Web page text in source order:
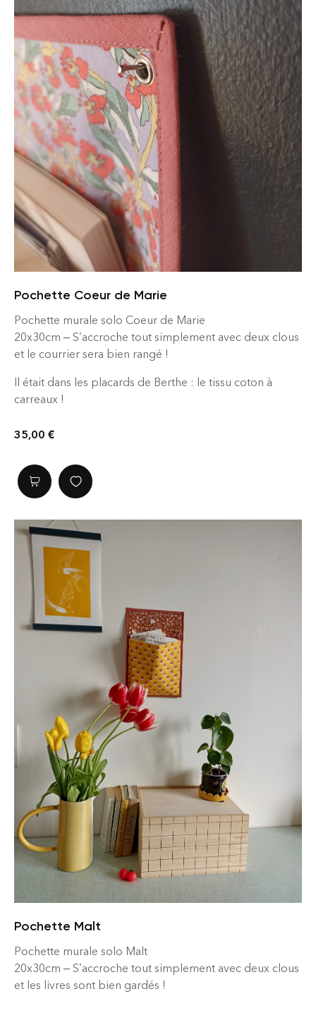
Pochette Coeur de Marie
Pochette murale solo Coeur de Marie
20x30cm – S’accroche tout simplement avec deux clous
et le courrier sera bien rangé !
Il était dans les placards de Berthe : le tissu coton à
carreaux !
35,00 €
Pochette Malt
Pochette murale solo Malt
20x30cm – S’accroche tout simplement avec deux clous
et les livres sont bien gardés !